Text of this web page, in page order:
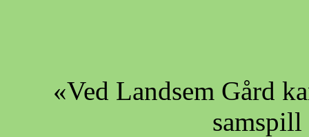
«Ved Landsem Gård
samspill